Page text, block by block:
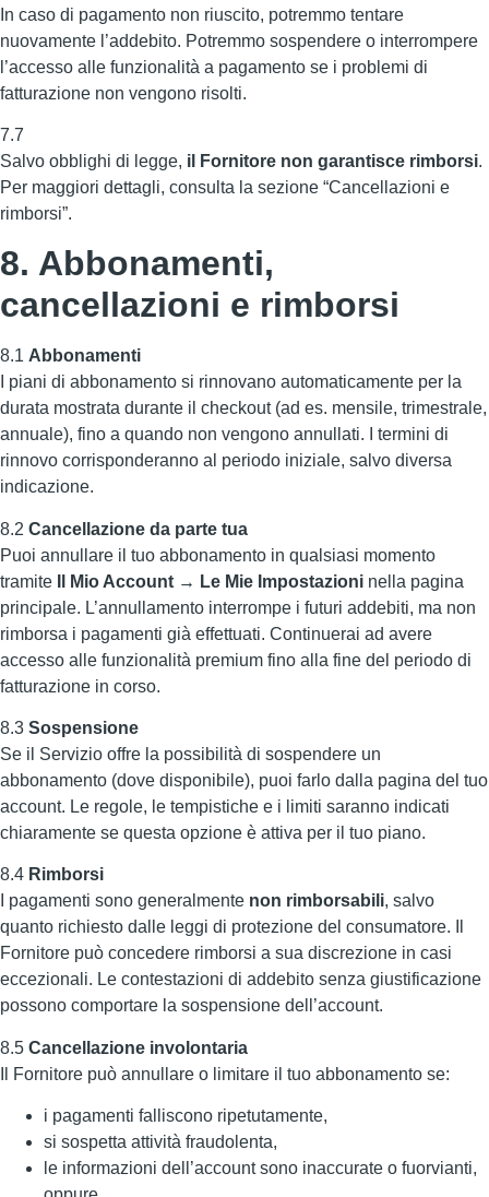
In caso di pagamento non riuscito, potremmo tentare
nuovamente l’addebito. Potremmo sospendere o interrompere
l’accesso alle funzionalità a pagamento se i problemi di
fatturazione non vengono risolti.
7.7
Salvo obblighi di legge, il Fornitore non garantisce rimborsi.
Per maggiori dettagli, consulta la sezione “Cancellazioni e
rimborsi”.
8. Abbonamenti,
cancellazioni e rimborsi
8.1 Abbonamenti
I piani di abbonamento si rinnovano automaticamente per la
durata mostrata durante il checkout (ad es. mensile, trimestrale,
annuale), fino a quando non vengono annullati. I termini di
rinnovo corrisponderanno al periodo iniziale, salvo diversa
indicazione.
8.2 Cancellazione da parte tua
Puoi annullare il tuo abbonamento in qualsiasi momento
tramite
Il Mio Account → Le Mie Impostazioni nella pagina
principale. L’annullamento interrompe i futuri addebiti, ma non
rimborsa i pagamenti già effettuati. Continuerai ad avere
accesso alle funzionalità premium fino alla fine del periodo di
fatturazione in corso.
8.3 Sospensione
Se il Servizio offre la possibilità di sospendere un
abbonamento (dove disponibile), puoi farlo dalla pagina del tuo
account. Le regole, le tempistiche e i limiti saranno indicati
chiaramente se questa opzione è attiva per il tuo piano.
8.4 Rimborsi
I pagamenti sono generalmente non rimborsabili, salvo
quanto richiesto dalle leggi di protezione del consumatore. Il
Fornitore può concedere rimborsi a sua discrezione in casi
eccezionali. Le contestazioni di addebito senza giustificazione
possono comportare la sospensione dell’account.
8.5 Cancellazione involontaria
Il Fornitore può annullare o limitare il tuo abbonamento se:
i pagamenti falliscono ripetutamente,
si sospetta attività fraudolenta,
le informazioni dell’account sono inaccurate o fuorvianti,